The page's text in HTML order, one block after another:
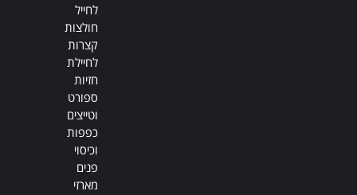
לחייל
חולצות
קצרות
לחיילת
חזיות
ספורט
וטייצים
כפפות
וכיסוי
פנים
מארזי